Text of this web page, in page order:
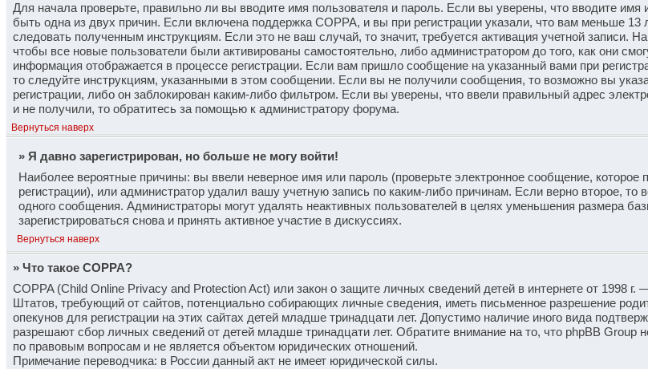
Для начала проверьте, правильно ли вы вводите имя пользователя и пароль. Если вы уверены, что вводите имя
быть одна из двух причин. Если включена поддержка COPPA, и вы при регистрации указали, что вам меньше 13
следовать полученным инструкциям. Если это не ваш случай, то значит, требуется активация учетной записи.
чтобы все новые пользователи были активированы самостоятельно, либо администратором до того, как они
информация отображается в процессе регистрации. Если вам пришло сообщение на указанный вами при
то следуйте инструкциям, указанными в этом сообщении. Если вы не получили сообщения, то возможно вы
регистрации, либо он заблокирован каким-либо фильтром. Если вы уверены, что ввели правильный адрес
и не получили, то обратитесь за помощью к администратору форума.
Вернуться наверх
» Я давно зарегистрирован, но больше не могу войти!
Наиболее вероятные причины: вы ввели неверное имя или пароль (проверьте электронное сообщение, которое
регистрации), или администратор удалил вашу учетную запись по каким-либо причинам. Если верно второе, то
одного сообщения. Администраторы могут удалять неактивных пользователей в целях уменьшения размера
зарегистрироваться снова и принять активное участие в дискуссиях.
Вернуться наверх
» Что такое COPPA?
COPPA (Child Online Privacy and Protection Act) или закон о защите личных сведений детей в интернете от 1998 г.
Штатов, требующий от сайтов, потенциально собирающих личные сведения, иметь письменное разрешение
опекунов для регистрации на этих сайтах детей младше тринадцати лет. Допустимо наличие иного вида
разрешают сбор личных сведений от детей младше тринадцати лет. Обратите внимание на то, что phpBB Group
по правовым вопросам и не является объектом юридических отношений.
Примечание переводчика: в России данный акт не имеет юридической силы.